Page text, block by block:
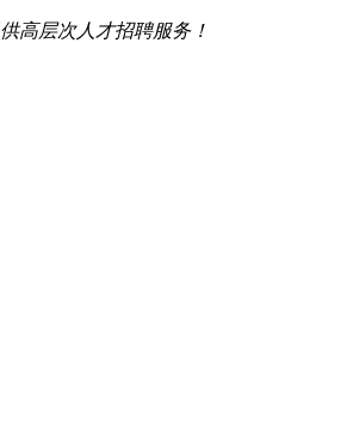
高层次人才招聘服务！